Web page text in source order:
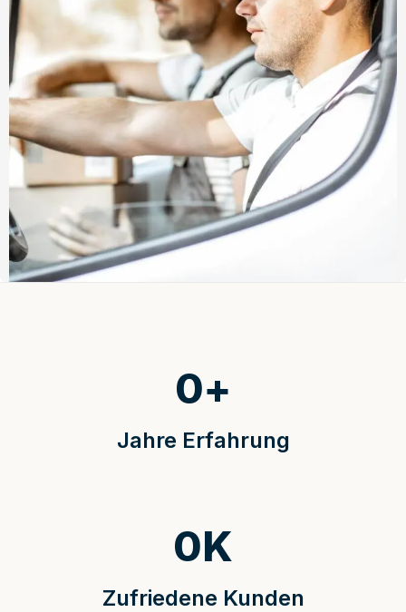
Jahre Erfahrung
0+
Zufriedene Kunden
0K